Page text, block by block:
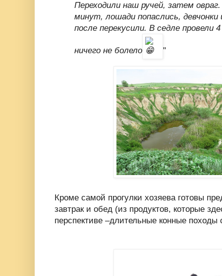
Переходили наш ручей, затем
минут, лошади попаслись, девчонки
после перекусили. В седле провели
ничего не болело "
Кроме самой прогулки хозяева готовы
завтрак и обед (из продуктов, которые
перспективе –длительные конные походы